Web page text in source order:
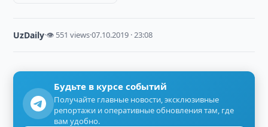
UzDaily·👁 551 views·07.10.2019 · 23:08
Будьте в курсе событий
Получайте главные новости, эксклюзивные
репортажи и оперативные обновления там, где
вам удобно.